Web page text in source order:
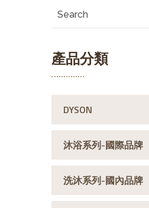
產品分類
DYSON
沐浴系列-國際品牌
洗沐系列-國內品牌